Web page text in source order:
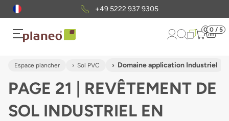
Envoi gratuit d'échantillons
0 0 / 5
Espace plancher Sol PVC Domaine application Industriel
PAGE 21 | REVÊTEMENT DE
SOL INDUSTRIEL EN